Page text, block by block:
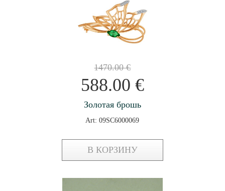
1470.00€
588.00 €
Золотая брошь
Art: 09SC6000069
В КОРЗИНУ